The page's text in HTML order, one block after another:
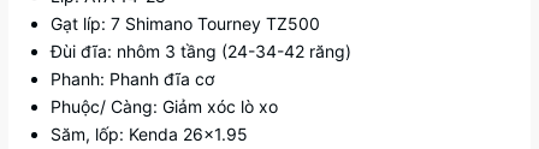
Gạt líp: 7 Shimano Tourney TZ500
Đùi đĩa: nhôm 3 tầng (24-34-42 răng)
Phanh: Phanh đĩa cơ
Phuộc/ Càng: Giảm xóc lò xo
Săm, lốp: Kenda 26x1.95